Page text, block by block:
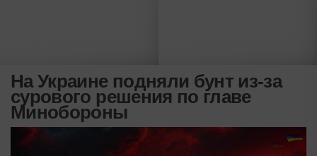
На Украине подняли бунт из-за
сурового решения по главе
Минобороны